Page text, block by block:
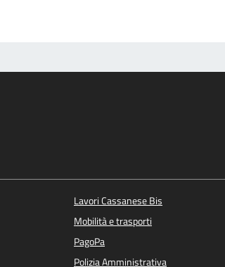
Lavori Cassanese Bis
Mobilità e trasporti
PagoPa
Polizia Amministrativa